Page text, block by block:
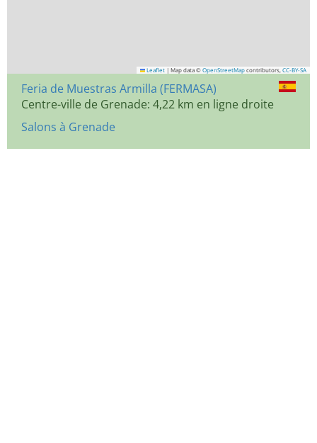
Leaflet | Map data © OpenStreetMap contributors, CC-BY-SA
Feria de Muestras Armilla (FERMASA)
Centre-ville de Grenade: 4,22 km en ligne droite
Salons à Grenade